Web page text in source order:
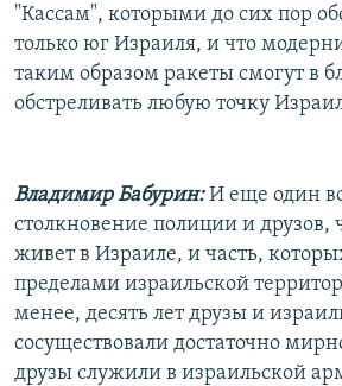
"Кассам", которыми до сих пор
только юг Израиля, и что
таким образом ракеты смогут в
обстреливать любую точку
Владимир Бабурин:И еще один
столкновение полиции и друзов,
живет в Израиле, и часть,
пределами израильской
менее, десять лет друзы и
сосуществовали достаточно
друзы служили в израильской